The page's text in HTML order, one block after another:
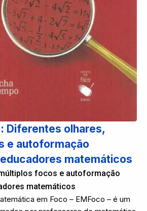
Diferentes olhares,
e autoformação
matemáticos
focos e autoformação
matemáticos
em Foco – EMFoco – é um